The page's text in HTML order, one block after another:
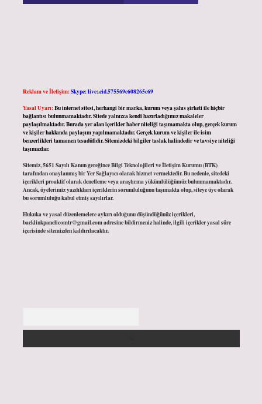
Reklam ve İletişim:Skype: live:.cid.575569c608265c69
Yasal Uyarı:Bu internet sitesi, herhangi bir marka, kurum veya şahıs şirketi ile hiçbir
bağlantısı bulunmamaktadır. Sitede yalnızca kendi hazırladığımız makaleler
paylaşılmaktadır. Burada yer alan içerikler haber niteliği taşımamakta olup, gerçek kurum
ve kişiler hakkında paylaşım yapılmamaktadır. Gerçek kurum ve kişiler ile isim
benzerlikleri tamamen tesadüfidir. Sitemizdeki bilgiler taslak halindedir ve tavsiye niteliği
taşımazlar.
Sitemiz, 5651 Sayılı Kanun gereğince Bilgi Teknolojileri ve İletişim Kurumu (BTK)
tarafından onaylanmış bir Yer Sağlayıcı olarak hizmet vermektedir. Bu nedenle, sitedeki
içerikleri proaktif olarak denetleme veya araştırma yükümlülüğümüz bulunmamaktadır.
Ancak, üyelerimiz yazdıkları içeriklerin sorumluluğunu taşımakta olup, siteye üye olarak
bu sorumluluğu kabul etmiş sayılırlar.
Hukuka ve yasal düzenlemelere aykırı olduğunu düşündüğünüz içerikleri,
backlinkpanelicomtr@gmail.comadresine bildirmeniz halinde, ilgili içerikler yasal süre
içerisinde sitemizden kaldırılacaktır.